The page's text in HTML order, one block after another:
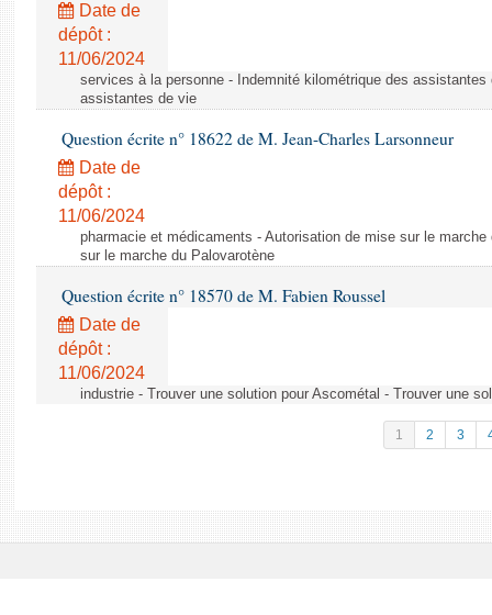
Date de
dépôt :
11/06/2024
services à la personne - Indemnité kilométrique des
assistantes de vie
Question écrite n° 18622 de M. Jean-Charles Larsonneur
Date de
dépôt :
11/06/2024
pharmacie et médicaments - Autorisation de mise sur le
sur le marche du Palovarotène
Question écrite n° 18570 de M. Fabien Roussel
Date de
dépôt :
11/06/2024
industrie - Trouver une solution pour Ascométal - Trouver une
1 2 3